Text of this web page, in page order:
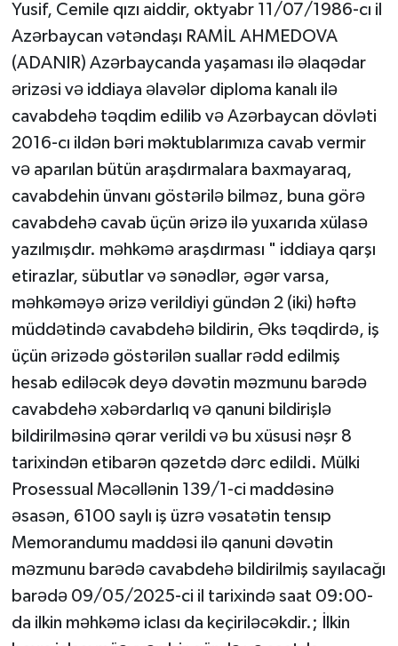
Yusif, Cemile qızı aiddir, oktyabr 11/07/1986-cı il
Azərbaycan vətəndaşı RAMİL AHMEDOVA
(ADANIR) Azərbaycanda yaşaması ilə əlaqədar
ərizəsi və iddiaya əlavələr diploma kanalı ilə
cavabdehə təqdim edilib və Azərbaycan dövləti
2016-cı ildən bəri məktublarımıza cavab vermir
və aparılan bütün araşdırmalara baxmayaraq,
cavabdehin ünvanı göstərilə bilməz, buna görə
cavabdehə cavab üçün ərizə ilə yuxarıda xülasə
yazılmışdır. məhkəmə araşdırması " iddiaya qarşı
etirazlar, sübutlar və sənədlər, əgər varsa,
məhkəməyə ərizə verildiyi gündən 2 (iki) həftə
müddətində cavabdehə bildirin, Əks təqdirdə, iş
üçün ərizədə göstərilən suallar rədd edilmiş
hesab ediləcək deyə dəvətin məzmunu barədə
cavabdehə xəbərdarlıq və qanuni bildirişlə
bildirilməsinə qərar verildi və bu xüsusi nəşr 8
tarixindən etibarən qəzetdə dərc edildi. Mülki
Prosessual Məcəllənin 139/1-ci maddəsinə
əsasən, 6100 saylı iş üzrə vəsatətin tensıp
Memorandumu maddəsi ilə qanuni dəvətin
məzmunu barədə cavabdehə bildirilmiş sayılacağı
barədə 09/05/2025-ci il tarixində saat 09:00-
da ilkin məhkəmə iclası da keçiriləcəkdir.; İlkin